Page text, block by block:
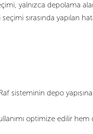
yalnızca depolama
sırasında yapılan
sisteminin depo
optimize edilir hem